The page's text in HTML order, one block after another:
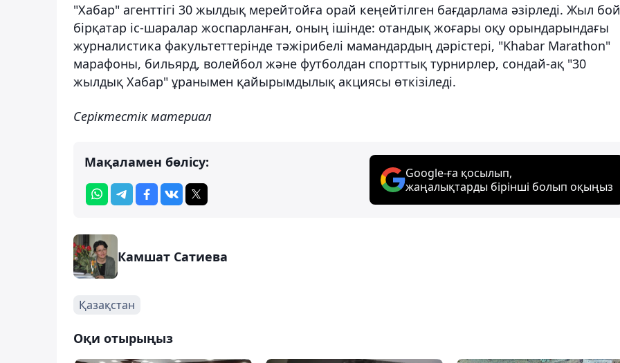
"Хабар" агенттігі 30 жылдық мерейтойға орай кеңейтілген бағдарлама әзірледі. Жыл
бірқатар іс-шаралар жоспарланған, оның ішінде: отандық жоғары оқу орындарындағы
журналистика факультеттерінде тәжірибелі мамандардың дәрістері, "Khabar Marathon"
марафоны, бильярд, волейбол және футболдан спорттық турнирлер, сондай-ақ "30
жылдық Хабар" ұранымен қайырымдылық акциясы өткізіледі.
Серіктестік материал
Мақаламен бөлісу:
Google-ға қосылып,
жаңалықтарды бірінші болып оқыңыз
Камшат Сатиева
Қазақстан
Оқи отырыңыз